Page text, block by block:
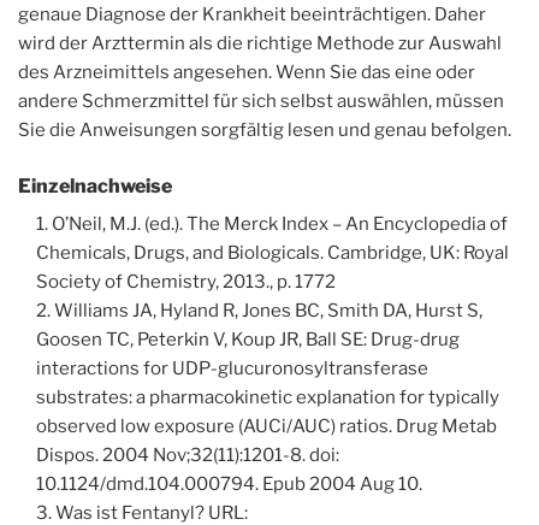
genaue Diagnose der Krankheit beeinträchtigen. Daher
wird der Arzttermin als die richtige Methode zur Auswahl
des Arzneimittels angesehen. Wenn Sie das eine oder
andere Schmerzmittel für sich selbst auswählen, müssen
Sie die Anweisungen sorgfältig lesen und genau befolgen.
Einzelnachweise
O’Neil, M.J. (ed.). The Merck Index – An Encyclopedia of
Chemicals, Drugs, and Biologicals. Cambridge, UK: Royal
Society of Chemistry, 2013., p. 1772
Williams JA, Hyland R, Jones BC, Smith DA, Hurst S,
Goosen TC, Peterkin V, Koup JR, Ball SE: Drug-drug
interactions for UDP-glucuronosyltransferase
substrates: a pharmacokinetic explanation for typically
observed low exposure (AUCi/AUC) ratios. Drug Metab
Dispos. 2004 Nov;32(11):1201-8. doi:
10.1124/dmd.104.000794. Epub 2004 Aug 10.
Was ist Fentanyl? URL: